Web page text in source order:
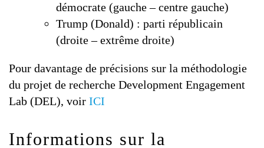
démocrate (gauche – centre gauche)
Trump (Donald) : parti républicain
(droite – extrême droite)
Pour davantage de précisions sur la méthodologie
du projet de recherche Development Engagement
Lab (DEL), voir ICI
Informations sur la